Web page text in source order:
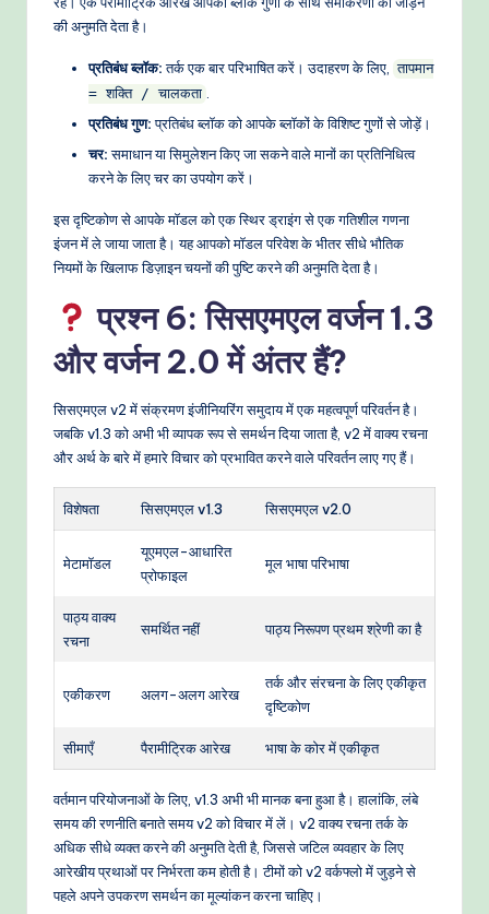
की अनुमति देता है।
प्रतिबंध ब्लॉक:तर्क एक बार परिभाषित करें। उदाहरण के लिए, तापमान
= शक्ति / चालकता .
प्रतिबंध गुण:प्रतिबंध ब्लॉक को आपके ब्लॉकों के विशिष्ट गुणों से जोड़ें।
चर:समाधान या सिमुलेशन किए जा सकने वाले मानों का प्रतिनिधित्व
करने के लिए चर का उपयोग करें।
इस दृष्टिकोण से आपके मॉडल को एक स्थिर ड्राइंग से एक गतिशील गणना
इंजन में ले जाया जाता है। यह आपको मॉडल परिवेश के भीतर सीधे भौतिक
नियमों के खिलाफ डिज़ाइन चयनों की पुष्टि करने की अनुमति देता है।
प्रश्न 6: सिसएमएल वर्जन 1.3
और वर्जन 2.0 में अंतर हैं?
सिसएमएल v2 में संक्रमण इंजीनियरिंग समुदाय में एक महत्वपूर्ण परिवर्तन है।
जबकि v1.3 को अभी भी व्यापक रूप से समर्थन दिया जाता है, v2 में वाक्य रचना
और अर्थ के बारे में हमारे विचार को प्रभावित करने वाले परिवर्तन लाए गए हैं।
विशेषता सिसएमएल v1.3 सिसएमएल v2.0
मेटामॉडल
यूएमएल-आधारित
प्रोफाइल
मूल भाषा परिभाषा
पाठ्य वाक्य
रचना
समर्थित नहीं पाठ्य निरूपण प्रथम श्रेणी का है
एकीकरण अलग-अलग आरेख
तर्क और संरचना के लिए एकीकृत
दृष्टिकोण
सीमाएँ पैरामीट्रिक आरेख भाषा के कोर में एकीकृत
वर्तमान परियोजनाओं के लिए, v1.3 अभी भी मानक बना हुआ है। हालांकि, लंबे
समय की रणनीति बनाते समय v2 को विचार में लें। v2 वाक्य रचना तर्क के
अधिक सीधे व्यक्त करने की अनुमति देती है, जिससे जटिल व्यवहार के लिए
आरेखीय प्रथाओं पर निर्भरता कम होती है। टीमों को v2 वर्कफ्लो में जुड़ने से
पहले अपने उपकरण समर्थन का मूल्यांकन करना चाहिए।